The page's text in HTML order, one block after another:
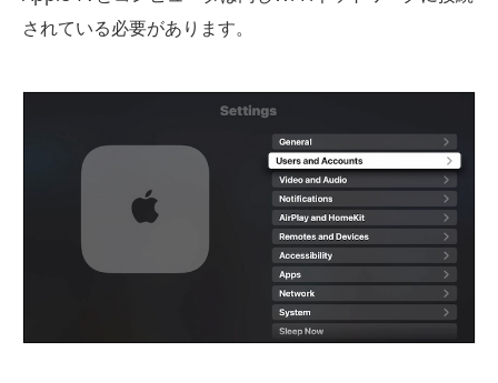
されている必要があります。